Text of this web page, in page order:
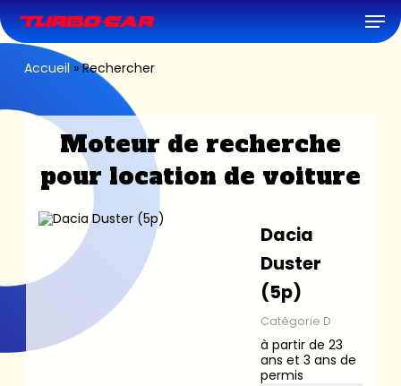
to
main
content
Accueil »Rechercher
Moteur de recherche
pour location de voiture
Dacia
Duster
(5p)
Catégorie D
à partir de 23
ans et 3 ans de
permis